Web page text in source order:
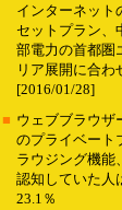
インターネット
セットプラン、
部電力の首都圏
リア展開に合わ
[2016/01/28]
■ ウェブブラウザ
のプライベート
ラウジング機能、
認知していた人
23.1％